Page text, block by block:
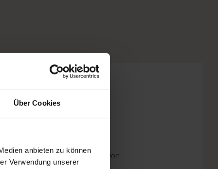
Über Cookies
anbieten zu können
Verwendung unserer
Gebäude
zu den Gebäuden kann von
aus über eine